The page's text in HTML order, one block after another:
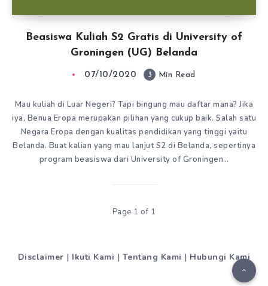
Beasiswa Kuliah S2 Gratis di University of
Groningen (UG) Belanda
07/10/2020 3 Min Read
Mau kuliah di Luar Negeri? Tapi bingung mau daftar mana? Jika
iya, Benua Eropa merupakan pilihan yang cukup baik. Salah satu
Negara Eropa dengan kualitas pendidikan yang tinggi yaitu
Belanda. Buat kalian yang mau lanjut S2 di Belanda, sepertinya
program beasiswa dari University of Groningen…
Page 1 of 1
Disclaimer | Ikuti Kami | Tentang Kami | Hubungi Kami